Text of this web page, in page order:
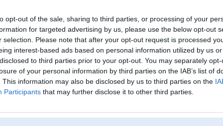
opt-out of the sale, sharing to third parties, or processing of your
for targeted advertising by us, please use the below opt-out
selection. Please note that after your opt-out request is processed
interest-based ads based on personal information utilized by us
to third parties prior to your opt-out. You may separately
of your personal information by third parties on the IAB’s list of
This information may also be disclosed by us to third parties on the
Participants that may further disclose it to other third parties.
Lietotāja dk8my profils
Lietotājvārds:
dk8my
Nodarbošanās:
DK8
Ziņojumi forumā:
0
[Pēdējie ziņojumi forumā]